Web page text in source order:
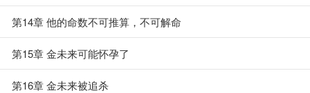
第14章 他的命数不可推算，不可解命
第15章 金未来可能怀孕了
第16章 金未来被追杀